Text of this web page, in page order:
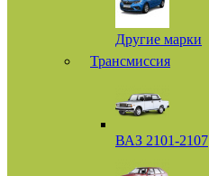
Другие марки
Трансмиссия
ВАЗ 2101-2107